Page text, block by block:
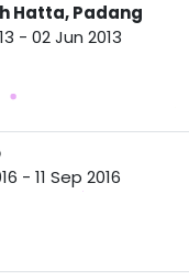
Hatta, Padang
- 02 Jun 2013
- 11 Sep 2016